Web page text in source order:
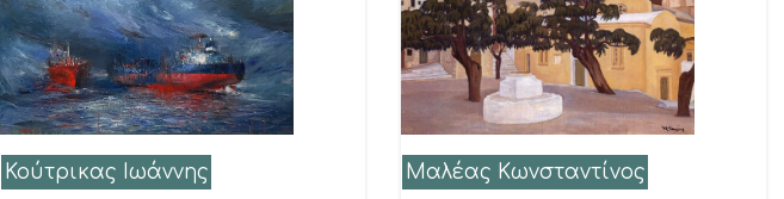
Κούτρικας Ιωάννης
Μαλέας Κωνσταντίνος